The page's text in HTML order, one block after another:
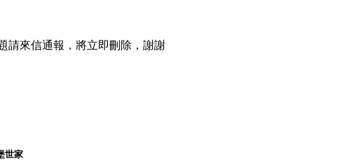
請來信通報，將立即刪除，謝謝
世家